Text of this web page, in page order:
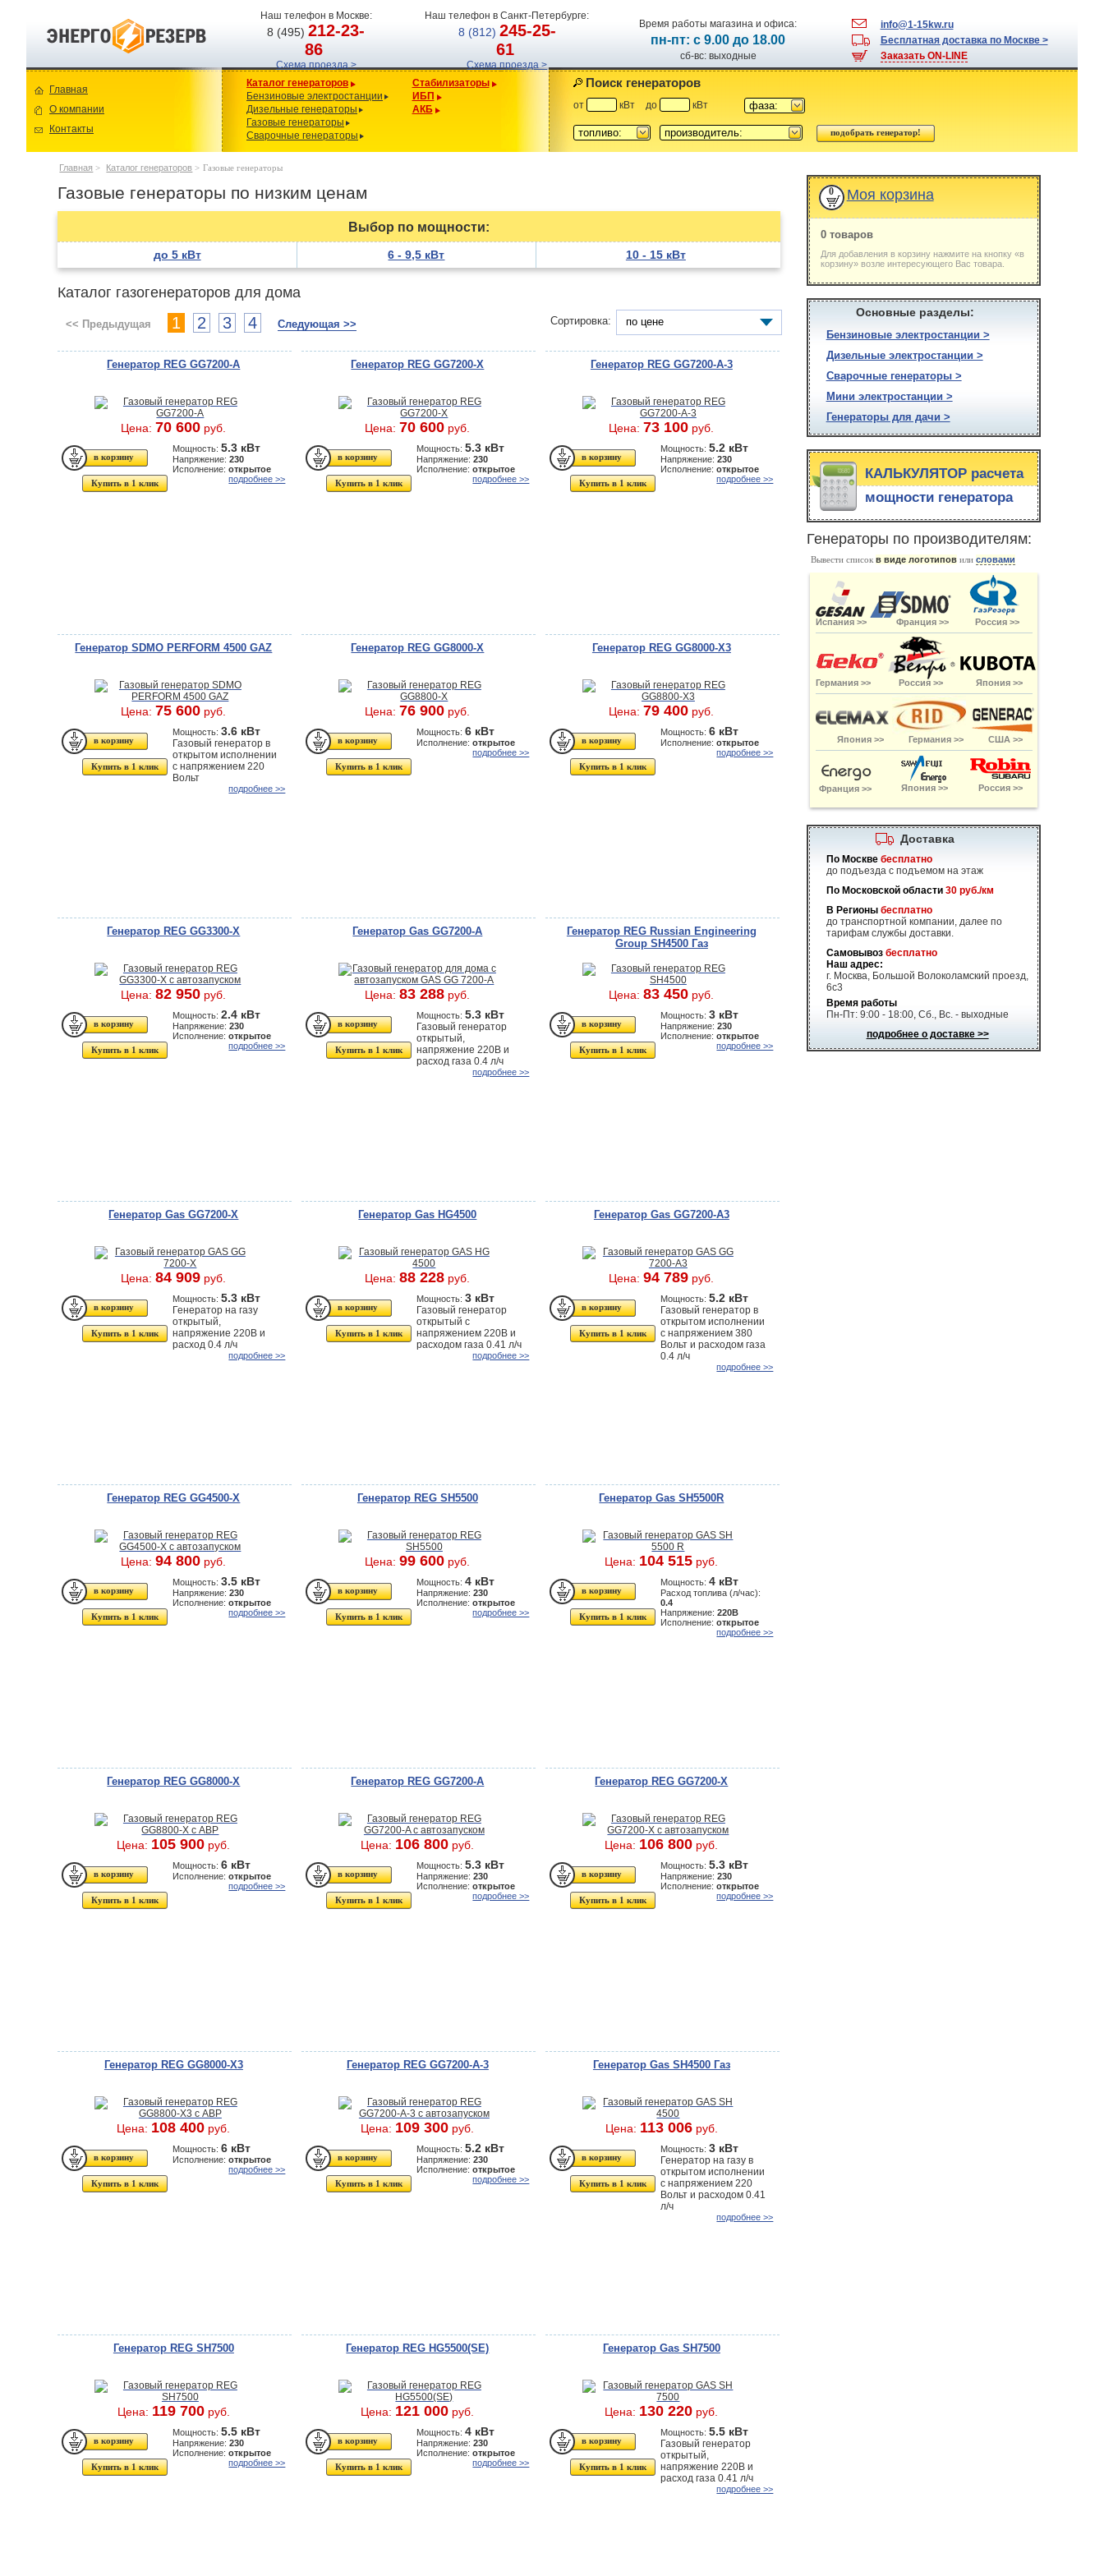
Наш телефон в Москве:
8 (495)212-23-
86
Схема проезда >
Наш телефон в Санкт-Петербурге:
8 (812) 245-25-
61
Схема проезда >
Время работы магазина и офиса:
пн-пт: с 9.00 до 18.00
сб-вс: выходные
info@1-15kw.ru
Бесплатная доставка по Москве >
Заказать ON-LINE
Главная
О компании
Контакты
Каталог генераторов
Бензиновые электростанции
Дизельные генераторы
Газовые генераторы
Сварочные генераторы
Стабилизаторы
ИБП
АКБ
Поиск генераторов
от кВт до кВт фаза:
топливо: производитель:
Главная > Каталог генераторов > Газовые генераторы
Газовые генераторы по низким ценам
Выбор по мощности:
до 5 кВт 6 - 9,5 кВт 10 - 15 кВт
Каталог газогенераторов для дома
Сортировка: по цене
<< Предыдущая 1 2 3 4 Следующая >>
Генератор REG GG7200-A
Цена:70 600 руб.
Купить в 1 клик
Мощность:5.3 кВт
Напряжение:230
Исполнение:открытое
подробнее >>
Генератор REG GG7200-X
Цена:70 600 руб.
Купить в 1 клик
Мощность:5.3 кВт
Напряжение:230
Исполнение:открытое
подробнее >>
Генератор REG GG7200-A-3
Цена:73 100 руб.
Купить в 1 клик
Мощность:5.2 кВт
Напряжение:230
Исполнение:открытое
подробнее >>
Генератор SDMO PERFORM 4500 GAZ
Цена:75 600 руб.
Купить в 1 клик
Мощность:3.6 кВт
Газовый генератор в
открытом исполнении
с напряжением 220
Вольт
подробнее >>
Генератор REG GG8000-X
Цена:76 900 руб.
Купить в 1 клик
Мощность:6 кВт
Исполнение:открытое
подробнее >>
Генератор REG GG8000-X3
Цена:79 400 руб.
Купить в 1 клик
Мощность:6 кВт
Исполнение:открытое
подробнее >>
Генератор REG GG3300-X
Цена:82 950 руб.
Купить в 1 клик
Мощность:2.4 кВт
Напряжение:230
Исполнение:открытое
подробнее >>
Генератор Gas GG7200-А
Цена:83 288 руб.
Купить в 1 клик
Мощность:5.3 кВт
Газовый генератор
открытый,
напряжение 220В и
расход газа 0.4 л/ч
подробнее >>
Генератор REG Russian Engineering
Group SH4500 Газ
Цена:83 450 руб.
Купить в 1 клик
Мощность:3 кВт
Напряжение:230
Исполнение:открытое
подробнее >>
Генератор Gas GG7200-X
Цена:84 909 руб.
Купить в 1 клик
Мощность:5.3 кВт
Генератор на газу
открытый,
напряжение 220В и
расход 0.4 л/ч
подробнее >>
Генератор Gas HG4500
Цена:88 228 руб.
Купить в 1 клик
Мощность:3 кВт
Газовый генератор
открытый с
напряжением 220В и
расходом газа 0.41 л/ч
подробнее >>
Генератор Gas GG7200-А3
Цена:94 789 руб.
Купить в 1 клик
Мощность:5.2 кВт
Газовый генератор в
открытом исполнении
с напряжением 380
Вольт и расходом газа
0.4 л/ч
подробнее >>
Генератор REG GG4500-X
Цена:94 800 руб.
Купить в 1 клик
Мощность:3.5 кВт
Напряжение:230
Исполнение:открытое
подробнее >>
Генератор REG SH5500
Цена:99 600 руб.
Купить в 1 клик
Мощность:4 кВт
Напряжение:230
Исполнение:открытое
подробнее >>
Генератор Gas SH5500R
Цена: 104 515 руб.
Купить в 1 клик
Мощность:4 кВт
Расход топлива (л/час):
0.4
Напряжение:220В
Исполнение:открытое
подробнее >>
Генератор REG GG8000-X
Цена: 105 900 руб.
Купить в 1 клик
Мощность:6 кВт
Исполнение:открытое
подробнее >>
Генератор REG GG7200-A
Цена: 106 800 руб.
Купить в 1 клик
Мощность:5.3 кВт
Напряжение:230
Исполнение:открытое
подробнее >>
Генератор REG GG7200-X
Цена: 106 800 руб.
Купить в 1 клик
Мощность:5.3 кВт
Напряжение:230
Исполнение:открытое
подробнее >>
Генератор REG GG8000-X3
Цена: 108 400 руб.
Купить в 1 клик
Мощность:6 кВт
Исполнение:открытое
подробнее >>
Генератор REG GG7200-A-3
Цена: 109 300 руб.
Купить в 1 клик
Мощность:5.2 кВт
Напряжение:230
Исполнение:открытое
подробнее >>
Генератор Gas SH4500 Газ
Цена: 113 006руб.
Купить в 1 клик
Мощность:3 кВт
Генератор на газу в
открытом исполнении
с напряжением 220
Вольт и расходом 0.41
л/ч
подробнее >>
Генератор REG SH7500
Цена: 119 700руб.
Купить в 1 клик
Мощность:5.5 кВт
Напряжение:230
Исполнение:открытое
подробнее >>
Генератор REG HG5500(SE)
Цена: 121 000 руб.
Купить в 1 клик
Мощность:4 кВт
Напряжение:230
Исполнение:открытое
подробнее >>
Генератор Gas SH7500
Цена: 130 220 руб.
Купить в 1 клик
Мощность:5.5 кВт
Газовый генератор
открытый,
напряжение 220В и
расход газа 0.41 л/ч
подробнее >>
0 Моя корзина
0 товаров
Для добавления в корзину нажмите на кнопку «в
корзину» возле интересующего Вас товара.
Основные разделы:
Бензиновые электростанции >
Дизельные электростанции >
Сварочные генераторы >
Мини электростанции >
Генераторы для дачи >
КАЛЬКУЛЯТОР расчета
мощности генератора
Генераторы по производителям:
Вывести список в виде логотиповили словами
Германия >>
Испания >> Франция >>
Германия >> Россия >> Япония >>
Япония >> США >>
Франция >> Япония >> Россия >>
Россия >>
Доставка
По Москве бесплатно
до подъезда с подъемом на этаж
По Московской области 30 руб./км
В Регионы бесплатно
до транспортной компании, далее по
тарифам службы доставки.
Самовывоз бесплатно
Наш адрес:
г. Москва, Большой Волоколамский проезд,
6с3
Время работы
Пн-Пт: 9:00 - 18:00, Сб., Вс. - выходные
подробнее о доставке >>